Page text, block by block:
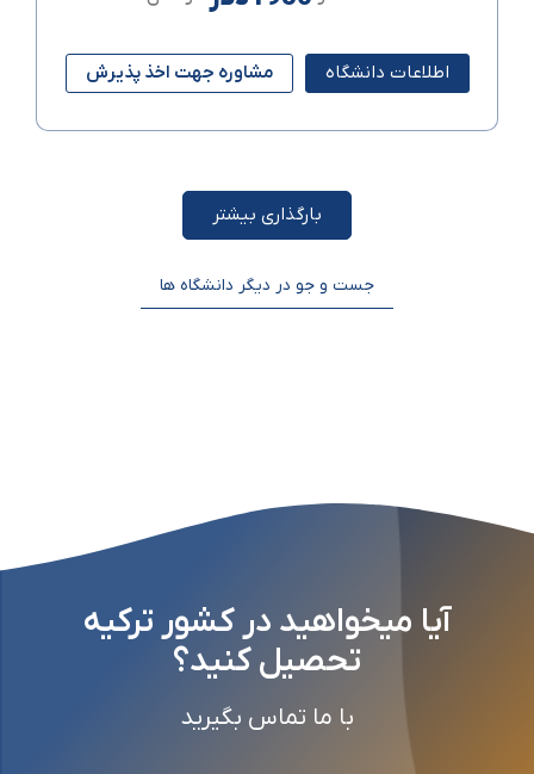
اطلاعات دانشگاه مشاوره جهت اخذ پذیرش
بارگذاری بیشتر
جست و جو در دیگر دانشگاه ها
آیا میخواهید در کشور ترکیه
تحصیل کنید؟
با ما تماس بگیرید